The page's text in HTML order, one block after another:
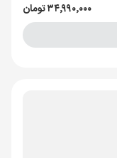
۳۴٬۹۹۰٬۰۰۰ تومان